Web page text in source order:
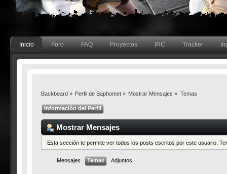
Inicio Foro FAQ Proyectos IRC Tracker
Backbeard» Perfil de Baphomet» Mostrar Mensajes » Temas
Información del Perfil
Mostrar Mensajes
Esta sección te permite ver todos los posts escritos por este usuario.
Mensajes Temas Adjuntos